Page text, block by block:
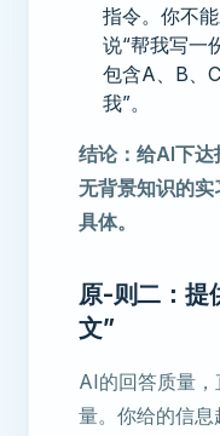
指令。你不
说“帮我写一
包含A、B、
我”。
结论：给AI下
无背景知识的实
具体。
原-则二：提
文”
AI的回答质量
量。你给的信